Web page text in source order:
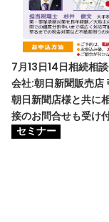
7月13日14日相続相
会社:朝日新聞販売店
朝日新聞店様と共に
接のお問合せも受け
セミナー